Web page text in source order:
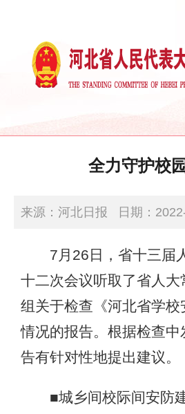
全力守护校
来源：河北日报 日期：
7月26日，省十三届
十二次会议听取了省人大
组关于检查《河北省学
情况的报告。根据检查中
告有针对性地提出建议。
■城乡间校际间安防